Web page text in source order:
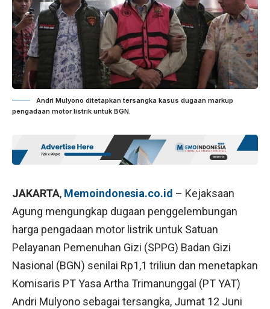
Andri Mulyono ditetapkan tersangka kasus dugaan markup
pengadaan motor listrik untuk BGN.
JAKARTA, Memoindonesia.co.id – Kejaksaan
Agung mengungkap dugaan penggelembungan
harga pengadaan motor listrik untuk Satuan
Pelayanan Pemenuhan Gizi (SPPG) Badan Gizi
Nasional (BGN) senilai Rp1,1 triliun dan menetapkan
Komisaris PT Yasa Artha Trimanunggal (PT YAT)
Andri Mulyono sebagai tersangka, Jumat 12 Juni